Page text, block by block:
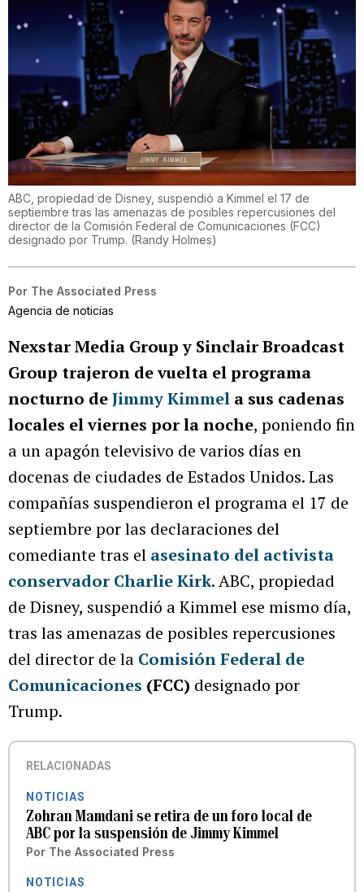
ABC, propiedad de Disney, suspendió a Kimmel el 17 de
septiembre tras las amenazas de posibles repercusiones del
director de la Comisión Federal de Comunicaciones (FCC)
designado por Trump. (Randy Holmes)
Por The Associated Press
Agencia de noticias
Nexstar Media Group y Sinclair Broadcast
Group trajeron de vuelta el programa
nocturno deJimmy Kimmel a sus cadenas
locales el viernes por la noche, poniendo fin
a un apagón televisivo de varios días en
docenas de ciudades de Estados Unidos. Las
compañías suspendieron el programa el 17 de
septiembre por las declaraciones del
comediante tras el asesinato del activista
conservador Charlie Kirk. ABC, propiedad
de Disney, suspendió a Kimmel ese mismo día,
tras las amenazas de posibles repercusiones
del director de la Comisión Federal de
Comunicaciones (FCC) designado por
Trump.
RELACIONADAS
NOTICIAS
Zohran Mamdani se retira de un foro local de
ABC por la suspensión de Jimmy Kimmel
Por The Associated Press
NOTICIAS